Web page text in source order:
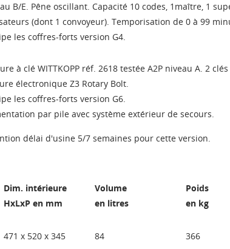
B/E. Pêne oscillant. Capacité 10 codes, 1maître, 1
(dont 1 convoyeur). Temporisation de 0 à 99
les coffres-forts version G4.
à clé WITTKOPP réf. 2618 testée A2P niveau A. 2
électronique Z3 Rotary Bolt.
les coffres-forts version G6.
par pile avec système extérieur de secours.
délai d'usine 5/7 semaines pour cette version.
Dim. intérieure
HxLxP en mm
Volume
en litres
Poids
en kg
471 x 520 x 345 84
366